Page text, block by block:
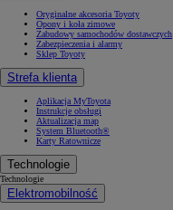
Oryginalne akcesoria Toyoty
Opony i koła zimowe
Zabudowy samochodów dostawczych
Zabezpieczenia i alarmy
Sklep Toyoty
Strefa klienta
Aplikacja MyToyota
Instrukcje obsługi
Aktualizacja map
System Bluetooth®
Karty Ratownicze
Technologie
Technologie
Elektromobilność